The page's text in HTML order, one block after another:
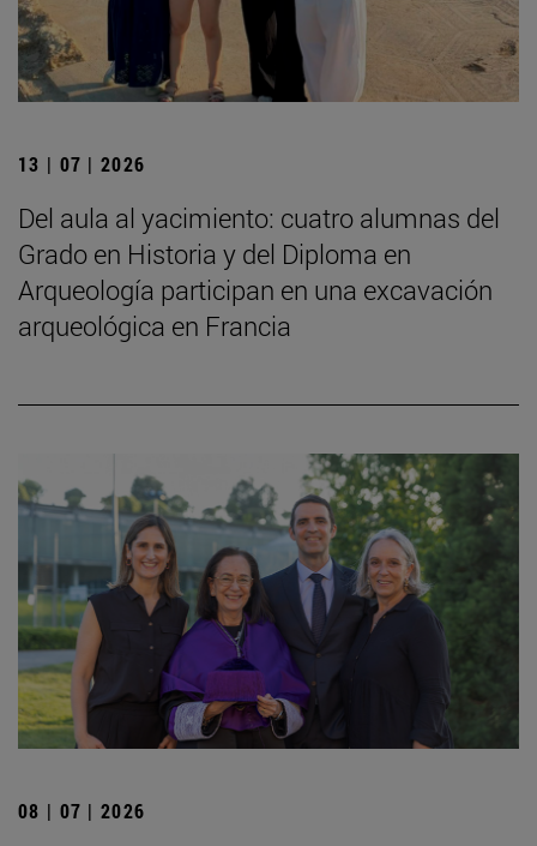
13 | 07 | 2026
Del aula al yacimiento: cuatro alumnas del
Grado en Historia y del Diploma en
Arqueología participan en una excavación
arqueológica en Francia
08 | 07 | 2026